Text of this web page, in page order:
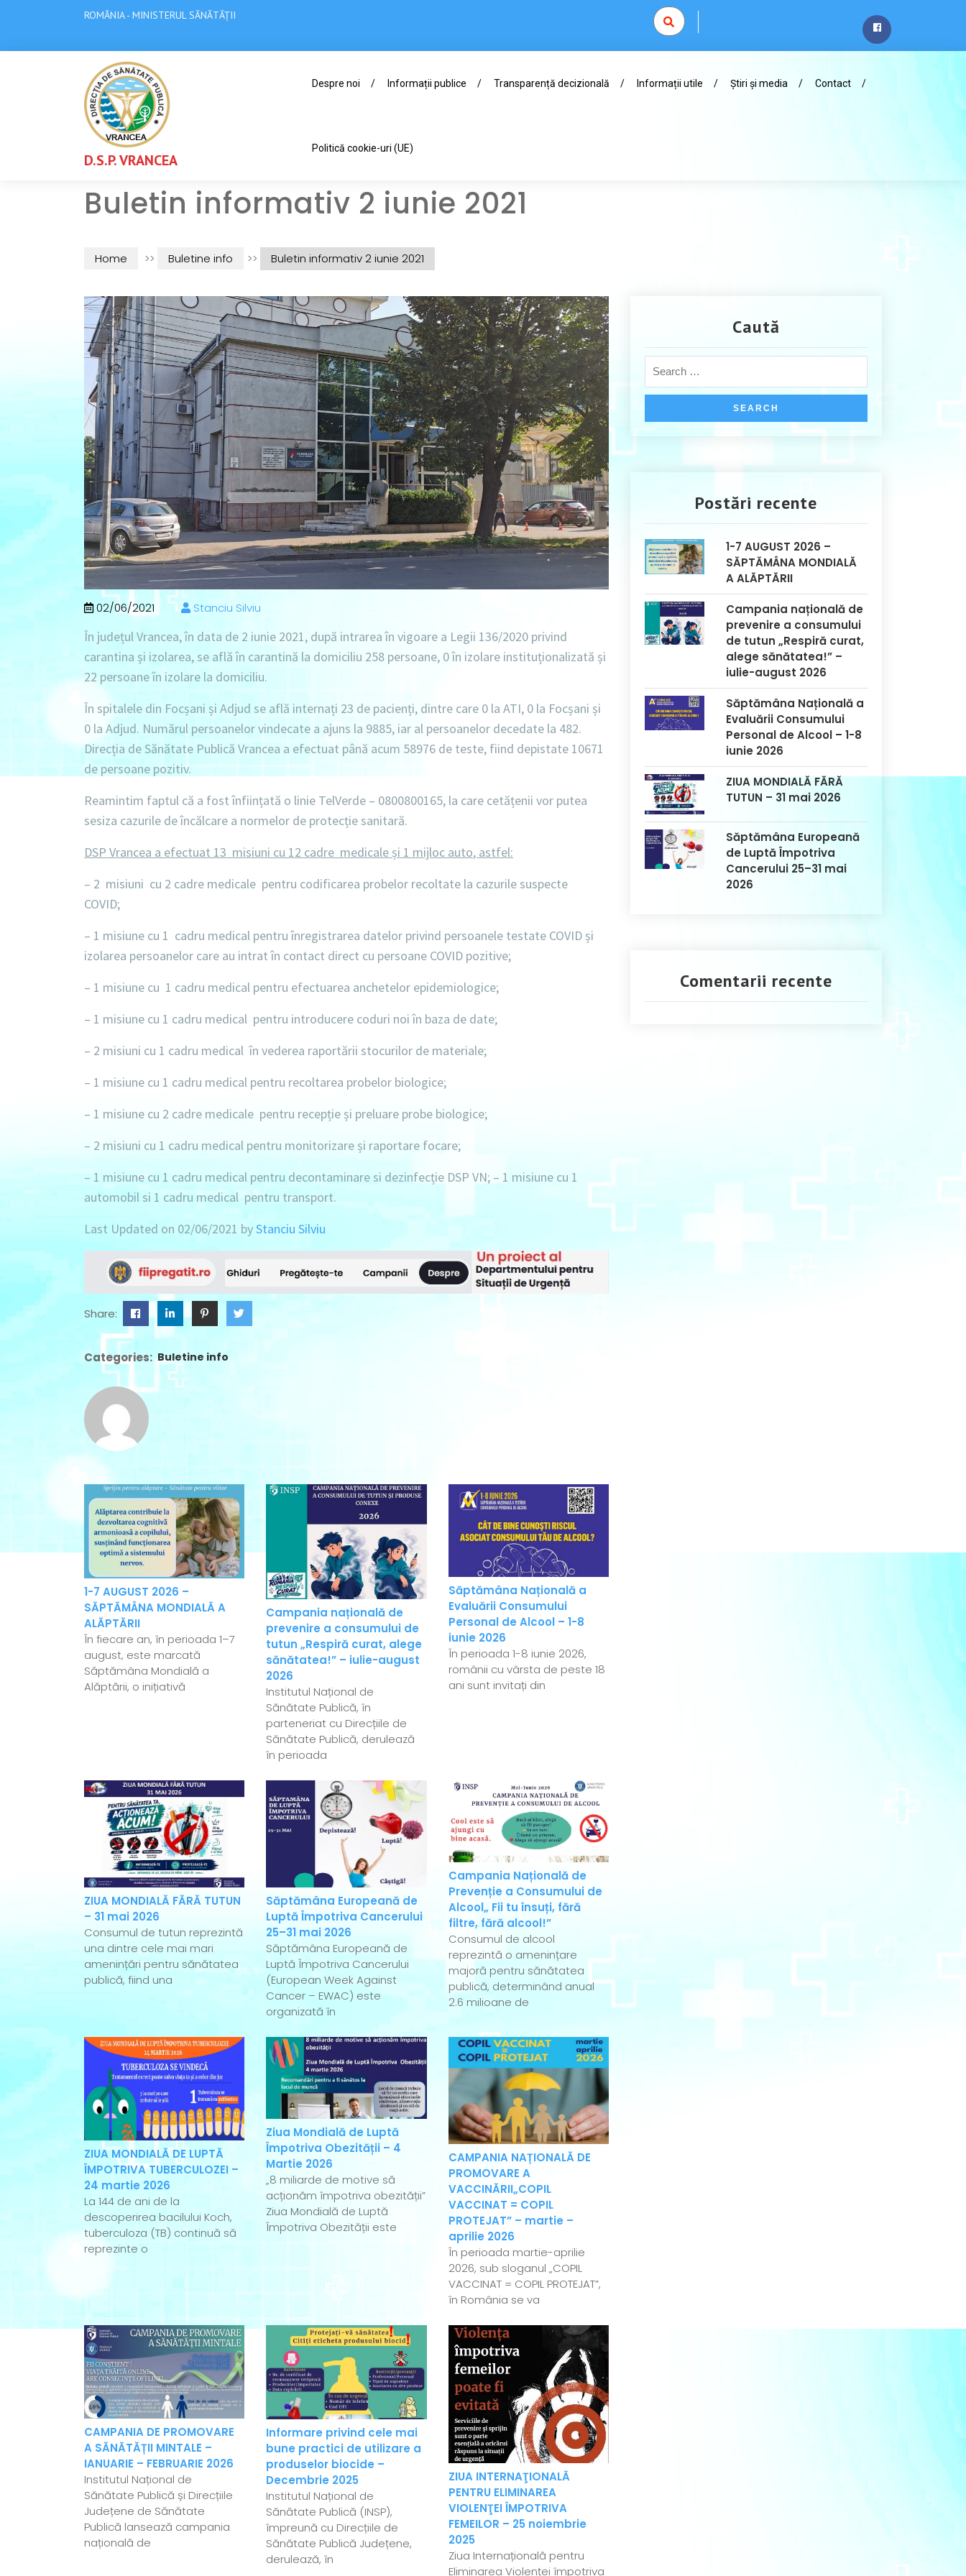
ROMÂNIA - MINISTERUL SĂNĂTĂȚII
D.S.P. VRANCEA
Despre noi Informații publice Transparență decizională Informații utile Știri și media Contact
Politică cookie-uri (UE)
Buletin informativ 2 iunie 2021
Home >> Buletine info >> Buletin informativ 2 iunie 2021
02/06/2021 Stanciu Silviu
În județul Vrancea, în data de 2 iunie 2021, după intrarea în vigoare a Legii 136/2020 privind
carantina și izolarea, se află în carantină la domiciliu 258 persoane, 0în izolare instituționalizată și
22 persoane în izolare la domiciliu.
În spitalele din Focșani și Adjud se află internați 23 de pacienți, dintre care 0 la ATI, 0 la Focșani și
0 la Adjud. Numărul persoanelor vindecate a ajuns la 9885, iar al persoanelor decedate la 482.
Direcția de Sănătate Publică Vrancea a efectuat până acum 58976 de teste, fiind depistate 10671
de persoane pozitiv.
Reamintim faptul că a fost înființată o linie TelVerde – 0800800165, la care cetățenii vor putea
sesiza cazurile de încălcare a normelor de protecție sanitară.
DSP Vrancea a efectuat 13 misiuni cu 12 cadre medicale și 1 mijloc auto, astfel:
– 2 misiuni cu 2 cadre medicale pentru codificarea probelor recoltate la cazurile suspecte
COVID;
– 1 misiune cu 1 cadru medical pentru înregistrarea datelor privind persoanele testate COVID și
izolarea persoanelor care au intrat în contact direct cu persoane COVID pozitive;
– 1 misiune cu 1 cadru medical pentru efectuarea anchetelor epidemiologice;
– 1 misiune cu 1 cadru medical pentru introducere coduri noi în baza de date;
– 2 misiuni cu 1 cadru medical în vederea raportării stocurilor de materiale;
– 1 misiune cu 1 cadru medical pentru recoltarea probelor biologice;
– 1 misiune cu 2 cadre medicale pentru recepție și preluare probe biologice;
– 2 misiuni cu 1 cadru medical pentru monitorizare și raportare focare;
– 1 misiune cu 1 cadru medical pentru decontaminare si dezinfecție DSP VN; – 1 misiune cu 1
automobil si 1 cadru medicalpentru transport.
Last Updated on 02/06/2021 byStanciu Silviu
Share:
Categories: Buletine info
1-7 AUGUST 2026 –
SĂPTĂMÂNA MONDIALĂ A
ALĂPTĂRII
În fiecare an, în perioada 1–7
august, este marcată
Săptămâna Mondială a
Alăptării, o inițiativă
Campania națională de
prevenire a consumului de
tutun „Respiră curat, alege
sănătatea!” – iulie-august
2026
Institutul Național de
Sănătate Publică, în
parteneriat cu Direcțiile de
Sănătate Publică, derulează
în perioada
Săptămâna Națională a
Evaluării Consumului
Personal de Alcool – 1-8
iunie 2026
În perioada 1-8 iunie 2026,
românii cu vârsta de peste 18
ani sunt invitați din
ZIUA MONDIALĂ FĂRĂ TUTUN
– 31 mai 2026
Consumul de tutun reprezintă
una dintre cele mai mari
amenințări pentru sănătatea
publică, fiind una
Săptămâna Europeană de
Luptă Împotriva Cancerului
25–31 mai 2026
Săptămâna Europeană de
Luptă Împotriva Cancerului
(European Week Against
Cancer – EWAC) este
organizată în
Campania Națională de
Prevenție a Consumului de
Alcool„ Fii tu însuți, fără
filtre, fără alcool!”
Consumul de alcool
reprezintă o amenințare
majoră pentru sănătatea
publică, determinând anual
2.6 milioane de
ZIUA MONDIALĂ DE LUPTĂ
ÎMPOTRIVA TUBERCULOZEI –
24 martie 2026
La 144 de ani de la
descoperirea bacilului Koch,
tuberculoza (TB) continuă să
reprezinte o
Ziua Mondială de Luptă
Împotriva Obezității – 4
Martie 2026
„8 miliarde de motive să
acționăm împotriva obezității”
Ziua Mondială de Luptă
Împotriva Obezității este
CAMPANIA NAȚIONALĂ DE
PROMOVARE A
VACCINĂRII„COPIL
VACCINAT = COPIL
PROTEJAT” – martie –
aprilie 2026
În perioada martie-aprilie
2026, sub sloganul „COPIL
VACCINAT = COPIL PROTEJAT”,
în România se va
CAMPANIA DE PROMOVARE
A SĂNĂTĂȚII MINTALE –
IANUARIE – FEBRUARIE 2026
Institutul Național de
Sănătate Publică și Direcțiile
Județene de Sănătate
Publică lansează campania
națională de
Informare privind cele mai
bune practici de utilizare a
produselor biocide –
Decembrie 2025
Institutul Național de
Sănătate Publică (INSP),
împreună cu Direcțiile de
Sănătate Publică Județene,
derulează, în
ZIUA INTERNAŢIONALĂ
PENTRU ELIMINAREA
VIOLENŢEI ÎMPOTRIVA
FEMEILOR – 25 noiembrie
2025
Ziua Internațională pentru
Eliminarea Violenței împotriva
Caută
Postări recente
1-7 AUGUST 2026 –
SĂPTĂMÂNA MONDIALĂ
A ALĂPTĂRII
Campania națională de
prevenire a consumului
de tutun „Respiră curat,
alege sănătatea!” –
iulie-august 2026
Săptămâna Națională a
Evaluării Consumului
Personal de Alcool – 1-8
iunie 2026
ZIUA MONDIALĂ FĂRĂ
TUTUN – 31 mai 2026
Săptămâna Europeană
de Luptă Împotriva
Cancerului 25–31 mai
2026
Comentarii recente